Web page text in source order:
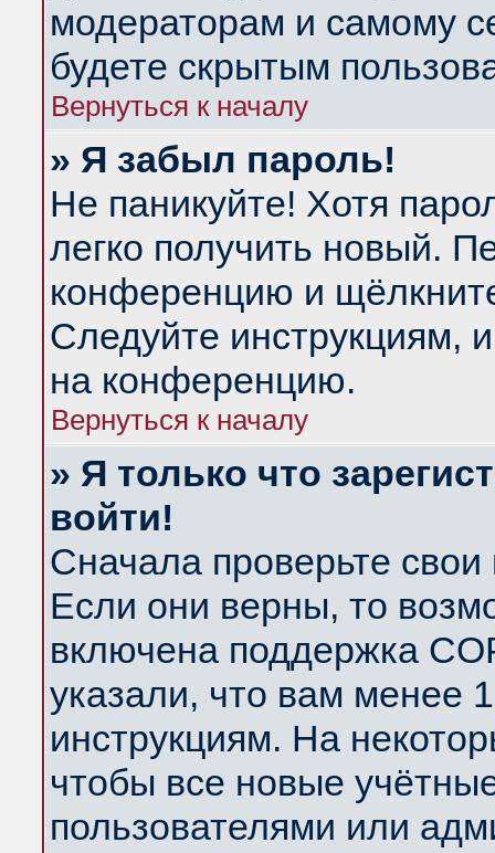
модераторам и самому
будете скрытым
Вернуться к началу
» Я забыл пароль!
Не паникуйте! Хотя
легко получить новый.
конференцию и
Следуйте инструкциям,
на конференцию.
Вернуться к началу
» Я только что
войти!
Сначала проверьте
Если они верны, то
включена поддержка
указали, что вам менее
инструкциям. На
чтобы все новые
пользователями или